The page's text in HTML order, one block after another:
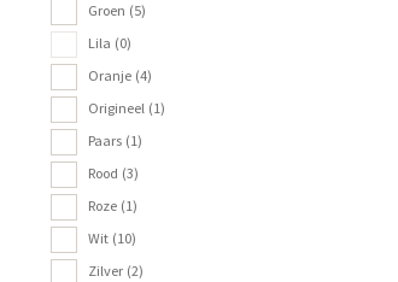
Groen (5)
Lila (0)
Oranje (4)
Origineel (1)
Paars (1)
Rood (3)
Roze (1)
Wit (10)
Zilver (2)